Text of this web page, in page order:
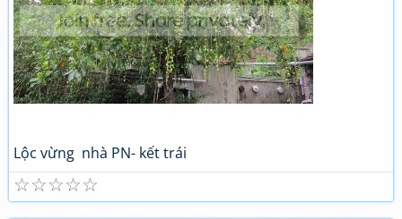
Lộc vừng nhà PN- kết trái
☆
☆
☆
☆
☆